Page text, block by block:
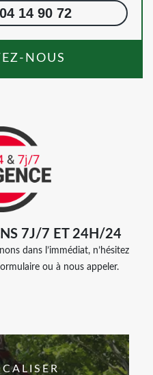
14 90 72
NOUS
7J/7 ET 24H/24
dans l’immédiat, n’hésitez
ou à nous appeler.